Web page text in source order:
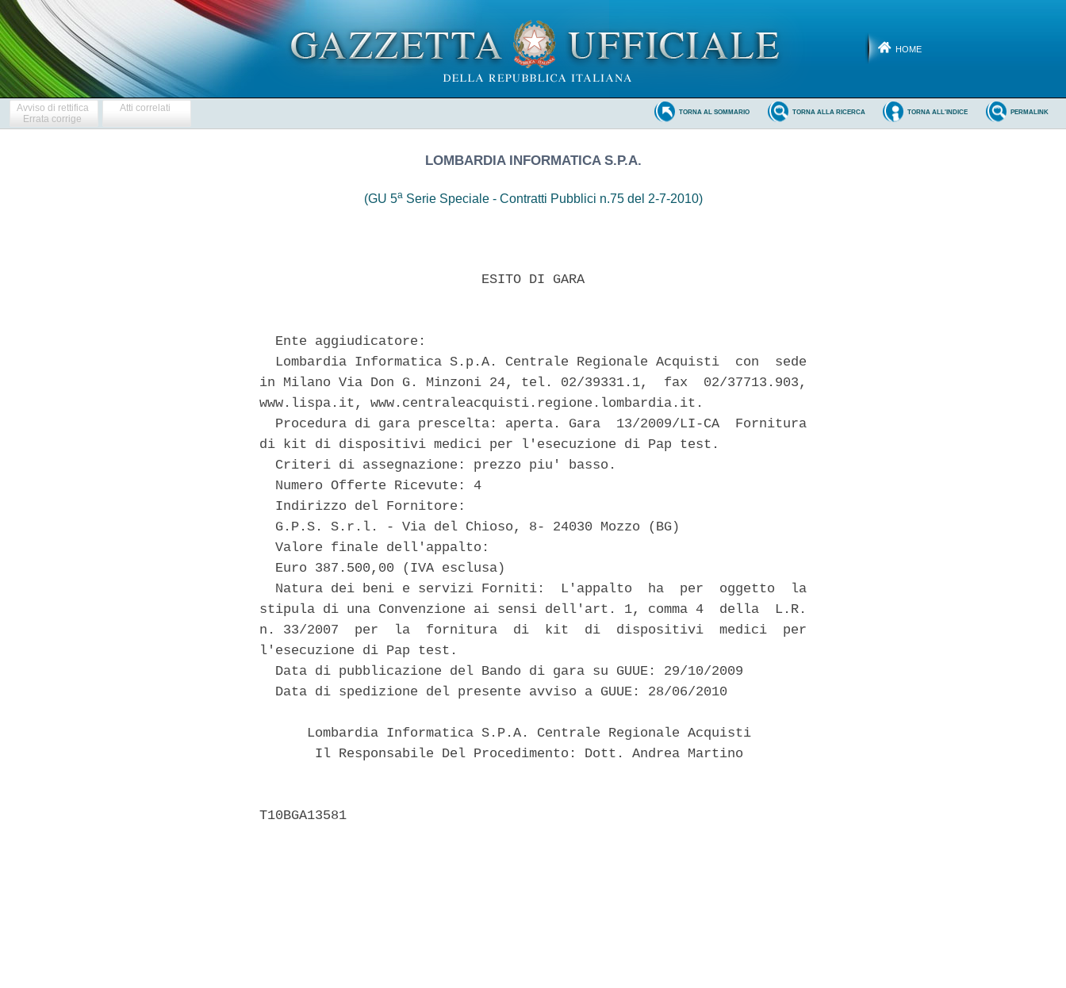
HOME
Avviso di rettifica
Errata corrige
Atti correlati PERMALINK
TORNA ALL'INDICE
TORNA ALLA RICERCA
TORNA AL SOMMARIO
LOMBARDIA INFORMATICA S.P.A.
(GU 5aSerie Speciale - Contratti Pubblici n.75 del 2-7-2010)
                            ESITO DI GARA
  Ente aggiudicatore:
  Lombardia Informatica S.p.A. Centrale Regionale Acquisti  con  sede
in Milano Via Don G. Minzoni 24, tel. 02/39331.1,  fax  02/37713.903,
www.lispa.it, www.centraleacquisti.regione.lombardia.it.
  Procedura di gara prescelta: aperta. Gara  13/2009/LI-CA  Fornitura
di kit di dispositivi medici per l'esecuzione di Pap test.
  Criteri di assegnazione: prezzo piu' basso.
  Numero Offerte Ricevute: 4
  Indirizzo del Fornitore:
  G.P.S. S.r.l. - Via del Chioso, 8- 24030 Mozzo (BG)
  Valore finale dell'appalto:
  Euro 387.500,00 (IVA esclusa)
  Natura dei beni e servizi Forniti:  L'appalto  ha  per  oggetto  la
stipula di una Convenzione ai sensi dell'art. 1, comma 4  della  L.R.
n. 33/2007  per  la  fornitura  di  kit  di  dispositivi  medici  per
l'esecuzione di Pap test.
  Data di pubblicazione del Bando di gara su GUUE: 29/10/2009
  Data di spedizione del presente avviso a GUUE: 28/06/2010
      Lombardia Informatica S.P.A. Centrale Regionale Acquisti
       Il Responsabile Del Procedimento: Dott. Andrea Martino